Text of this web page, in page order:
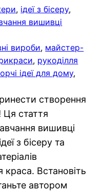
, ідеї з бісеру
вишивці
вироби, майстер-
, рукоділля
ідеї для дому
створення
Ця стаття
вишивці
з бісеру та
Встановіть
автором